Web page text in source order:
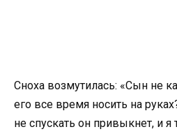
Сноха возмутилась: «Сын не
его все время носить на
не спускать он привыкнет, и я